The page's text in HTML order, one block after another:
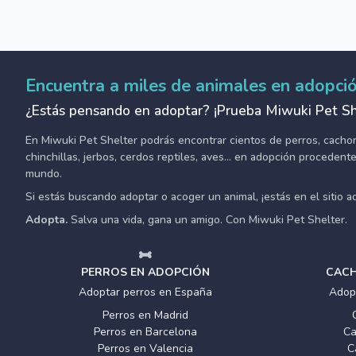
Encuentra a miles de animales en
¿Estás pensando en adoptar? ¡Prueba Miwuki Pet
En Miwuki Pet Shelter podrás encontrar cientos de perros,
chinchillas, jerbos, cerdos reptiles, aves... en adopción
mundo.
Si estás buscando adoptar o acoger un animal, ¡estás en el sitio
Adopta. Salva una vida, gana un amigo. Con Miwuki Pet Shelter.
PERROS EN ADOPCIÓN
Adoptar perros en España
Perros en Madrid
Perros en Barcelona
Perros en Valencia